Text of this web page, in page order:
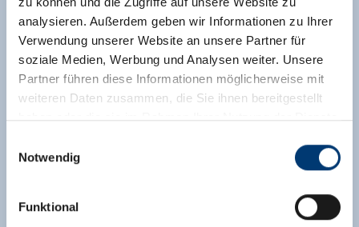
analysieren. Außerdem geben wir Informationen zu Ihrer
Verwendung unserer Website an unsere Partner für
soziale Medien, Werbung und Analysen weiter. Unsere
Partner führen diese Informationen möglicherweise mit
weiteren Daten zusammen, die Sie ihnen bereitgestellt
haben oder die sie im Rahmen Ihrer Nutzung der Dienste
Rohr 23// A-6280 Zell am Ziller
Notwendig
Funktional